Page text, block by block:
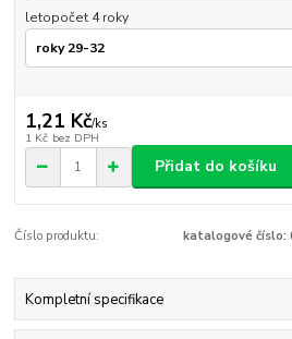
letopočet 4 roky
1,21 Kč/ks
1 Kč bez DPH
Přidat do košíku
Číslo produktu: katalogové číslo:
Kompletní specifikace